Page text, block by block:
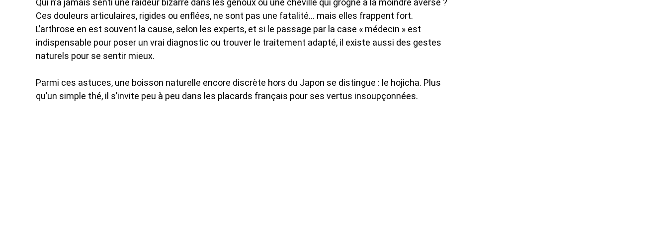
Ces douleurs articulaires, rigides ou enflées, ne sont pas une fatalité… mais elles frappent fort.
L’arthrose en est souvent la cause, selon les experts, et si le passage par la case « médecin » est
indispensable pour poser un vrai diagnostic ou trouver le traitement adapté, il existe aussi des gestes
naturels pour se sentir mieux.
Parmi ces astuces, une boisson naturelle encore discrète hors du Japon se distingue : le hojicha. Plus
qu’un simple thé, il s’invite peu à peu dans les placards français pour ses vertus insoupçonnées.